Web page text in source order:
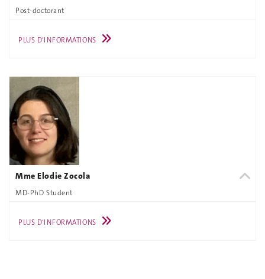
Post-doctorant
PLUS D'INFORMATIONS
Mme Elodie Zocola
MD-PhD Student
PLUS D'INFORMATIONS